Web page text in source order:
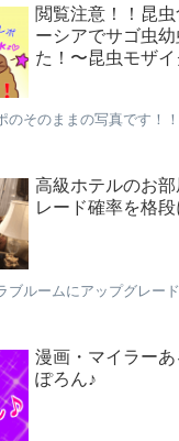
閲覧注意！！昆
ーシアでサゴ虫
た！〜昆虫モザ
のそのままの写真です！！
高級ホテルのお
レード確率を格
ブルームにアップグレー
漫画・マイラー
ぽろん♪